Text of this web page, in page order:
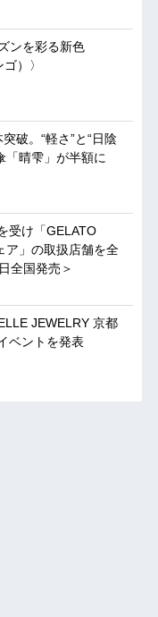
ンを彩る新色
）〉
破。“軽さ”と“日陰
「晴雫」が半額に
受け「GELATO
ア」の取扱店舗を全
全国発売＞
JEWELRY 京都
ベントを発表